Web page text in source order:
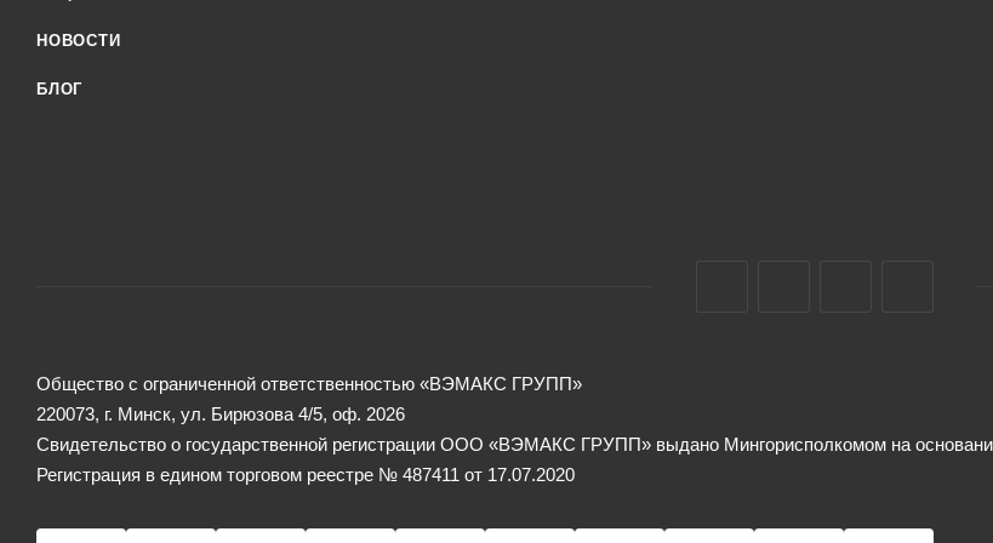
НОВОСТИ
БЛОГ
Общество с ограниченной ответственностью «ВЭМАКС ГРУПП»
220073, г. Минск, ул. Бирюзова 4/5, оф. 2026
Свидетельство о государственной регистрации ООО «ВЭМАКС ГРУПП» выдано Мингорисполкомом на
Регистрация в едином торговом реестре № 487411 от 17.07.2020